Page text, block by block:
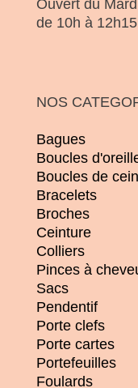
Ouvert du
de 10h à
NOS
Bagues
Boucles
Boucles de
Bracelets
Broches
Ceinture
Colliers
Pinces à
Sacs
Pendentif
Porte clefs
Porte cartes
Portefeuilles
Foulards